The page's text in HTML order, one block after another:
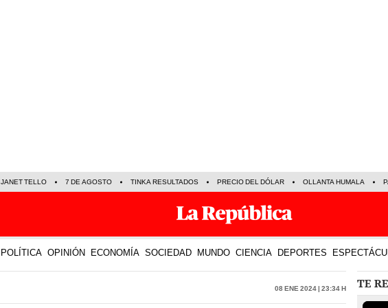
JANET TELLO 7 DE AGOSTO TINKA RESULTADOS PRECIO DEL DÓLAR OLLANTA HUMALA
POLÍTICA OPINIÓN ECONOMÍA SOCIEDAD MUNDO CIENCIA DEPORTES
08 Ene 2024 | 23:34 h TE